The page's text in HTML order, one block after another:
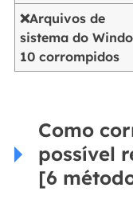
❌Arquivos de
sistema do
10 corrompidos
Como
possível
[6